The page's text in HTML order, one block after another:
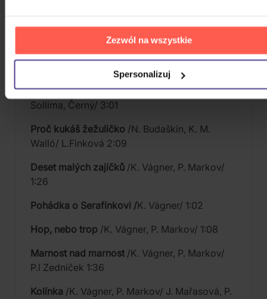
Zezwól na wszystkie
Spersonalizuj
Pleskot/ J. Satoranský 2:26
Není snadné držet basu/K. Vágner, P. Markov/
Sandokan/O. & M. De Angelis, De Natale,
Sollima, Černý/ 3:01
Proč kukáš žežuličko /N. Budaškin, K. M.
Walló/ L.Finková 2:09
Deset malých zajíčků /K. Vágner, P. Markov/
1:26
Pohádka o Serafínkovi /K. Vágner/ 1:02
Hop, nebo trop /K. Vágner, P. Markov/ 1:08
Marnost nad marnost /K. Vágner, P. Markov/
P.l Zedníček 1:36
Kolínka /K. Vágner, P. Markov/ J. Mařasová, P.